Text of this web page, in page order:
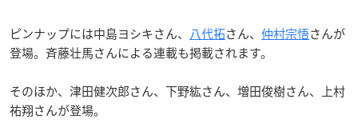
ピンナップには中島ヨシキさん、 八代拓さん、 仲村宗悟さんが
登場。斉藤壮馬さんによる連載も掲載されます。
そのほか、津田健次郎さん、下野紘さん、増田俊樹さん、上村
祐翔さんが登場。